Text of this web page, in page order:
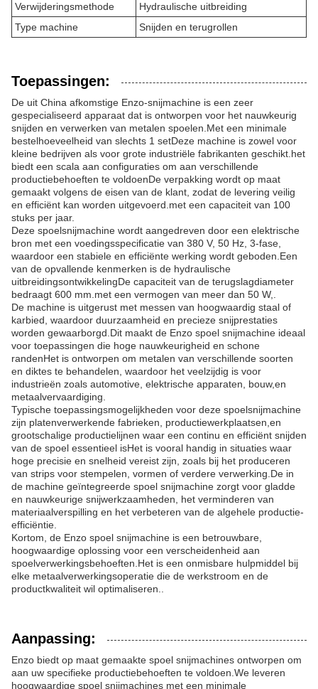
Verwijderingsmethode
Hydraulische uitbreiding
Type machine
Snijden en terugrollen
Toepassingen:
De uit China afkomstige Enzo-snijmachine is een zeer
gespecialiseerd apparaat dat is ontworpen voor het nauwkeurig
snijden en verwerken van metalen spoelen.Met een minimale
bestelhoeveelheid van slechts 1 setDeze machine is zowel voor
kleine bedrijven als voor grote industriële fabrikanten geschikt.het
biedt een scala aan configuraties om aan verschillende
productiebehoeften te voldoenDe verpakking wordt op maat
gemaakt volgens de eisen van de klant, zodat de levering veilig
en efficiënt kan worden uitgevoerd.met een capaciteit van 100
stuks per jaar.
Deze spoelsnijmachine wordt aangedreven door een elektrische
bron met een voedingsspecificatie van 380 V, 50 Hz, 3-fase,
waardoor een stabiele en efficiënte werking wordt geboden.Een
van de opvallende kenmerken is de hydraulische
uitbreidingsontwikkelingDe capaciteit van de terugslagdiameter
bedraagt 600 mm.met een vermogen van meer dan 50 W,.
De machine is uitgerust met messen van hoogwaardig staal of
karbied, waardoor duurzaamheid en precieze snijprestaties
worden gewaarborgd.Dit maakt de Enzo spoel snijmachine ideaal
voor toepassingen die hoge nauwkeurigheid en schone
randenHet is ontworpen om metalen van verschillende soorten
en diktes te behandelen, waardoor het veelzijdig is voor
industrieën zoals automotive, elektrische apparaten, bouw,en
metaalvervaardiging.
Typische toepassingsmogelijkheden voor deze spoelsnijmachine
zijn platenverwerkende fabrieken, productiewerkplaatsen,en
grootschalige productielijnen waar een continu en efficiënt snijden
van de spoel essentieel isHet is vooral handig in situaties waar
hoge precisie en snelheid vereist zijn, zoals bij het produceren
van strips voor stempelen, vormen of verdere verwerking.De in
de machine geïntegreerde spoel snijmachine zorgt voor gladde
en nauwkeurige snijwerkzaamheden, het verminderen van
materiaalverspilling en het verbeteren van de algehele productie-
efficiëntie.
Kortom, de Enzo spoel snijmachine is een betrouwbare,
hoogwaardige oplossing voor een verscheidenheid aan
spoelverwerkingsbehoeften.Het is een onmisbare hulpmiddel bij
elke metaalverwerkingsoperatie die de werkstroom en de
productkwaliteit wil optimaliseren..
Aanpassing:
Enzo biedt op maat gemaakte spoel snijmachines ontworpen om
aan uw specifieke productiebehoeften te voldoen.We leveren
hoogwaardige spoel snijmachines met een minimale